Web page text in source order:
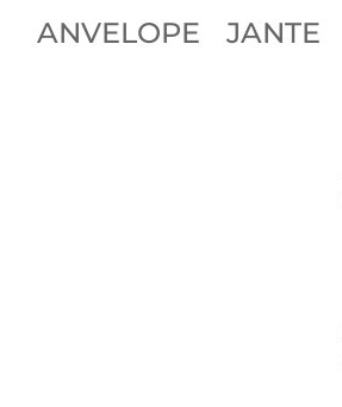
ANVELOPE JANTE